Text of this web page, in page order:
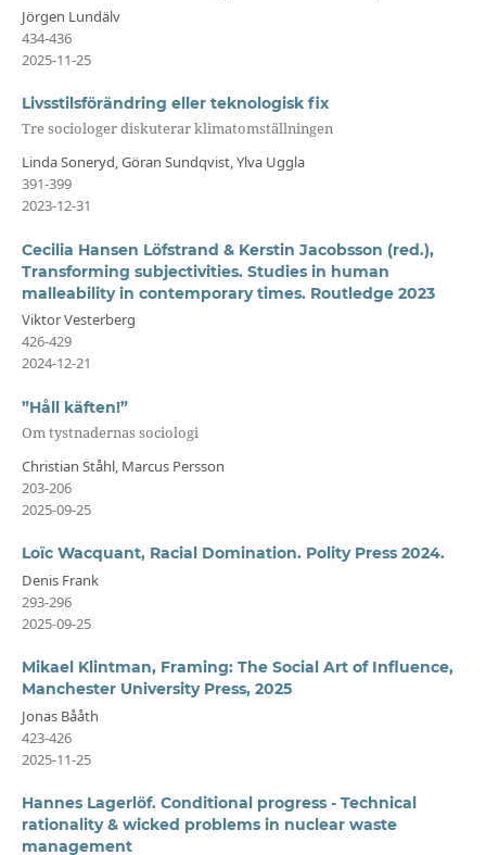
Jörgen Lundälv
434-436
2025-11-25
Livsstilsförändring eller teknologisk fix
Tre sociologer diskuterar klimatomställningen
Linda Soneryd, Göran Sundqvist, Ylva Uggla
391-399
2023-12-31
Cecilia Hansen Löfstrand & Kerstin Jacobsson (red.),
Transforming subjectivities. Studies in human
malleability in contemporary times. Routledge 2023
Viktor Vesterberg
426-429
2024-12-21
”Håll käften!”
Om tystnadernas sociologi
Christian Ståhl, Marcus Persson
203-206
2025-09-25
Loïc Wacquant, Racial Domination. Polity Press 2024.
Denis Frank
293-296
2025-09-25
Mikael Klintman, Framing: The Social Art of Influence,
Manchester University Press, 2025
Jonas Bååth
423-426
2025-11-25
Hannes Lagerlöf. Conditional progress - Technical
rationality & wicked problems in nuclear waste
management